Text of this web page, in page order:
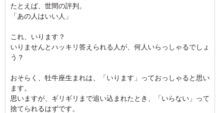
たとえば、世間の評判。
「あの人はいい人」
これ、いります？
いりませんとハッキリ答えられる人が、何人いらっしゃるでしょ
う？
おそらく、牡牛座生まれは、「いります」っておっしゃると思い
ます。
思いますが、ギリギリまで追い込まれたとき、「いらない」って
捨てられるはずです。